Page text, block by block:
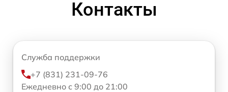
Контакты
Служба поддержки
+7 (831) 231-09-76
Ежедневно с 9:00 до 21:00